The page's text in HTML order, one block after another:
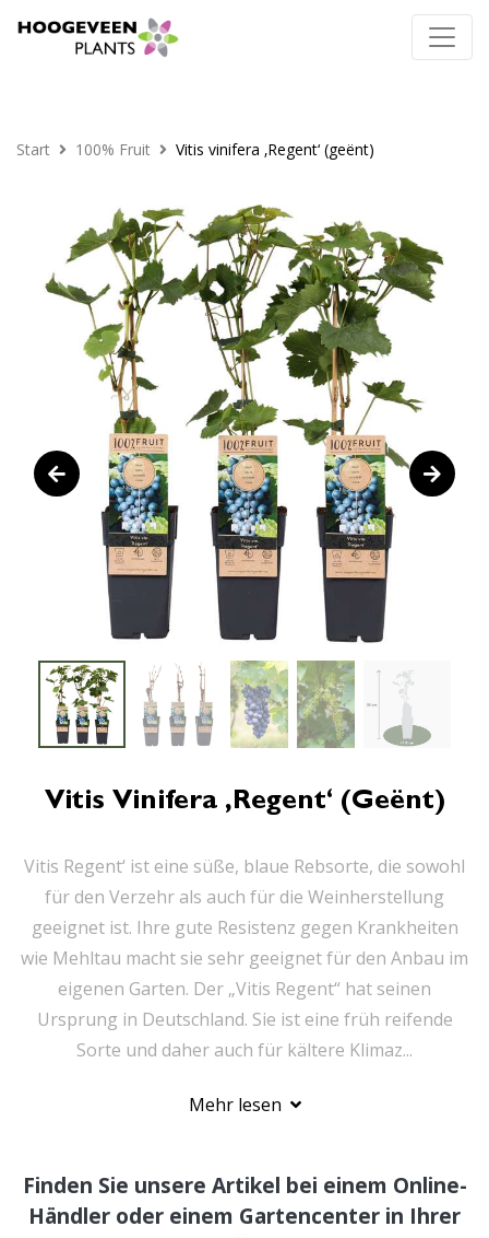
Start 100% Fruit Vitis vinifera ‚Regent‘ (geënt)
Vitis Vinifera ‚Regent‘ (geënt)
Vitis Regent‘ ist eine süße, blaue Rebsorte, die sowohl
für den Verzehr als auch für die Weinherstellung
geeignet ist. Ihre gute Resistenz gegen Krankheiten
wie Mehltau macht sie sehr geeignet für den Anbau im
eigenen Garten. Der „Vitis Regent“ hat seinen
Ursprung in Deutschland. Sie ist eine früh reifende
Sorte und daher auch für kältere Klimaz...
Mehr lesen
Finden Sie unsere Artikel bei einem Online-
Händler oder einem Gartencenter in Ihrer